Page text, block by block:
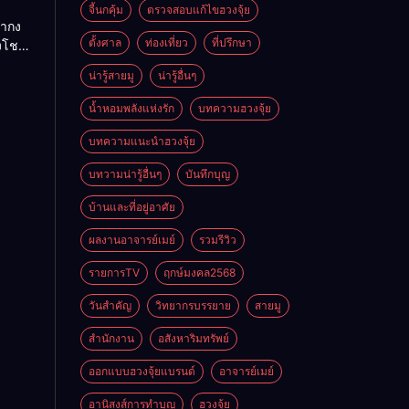
กง
โชค
จี้นกคุ้ม ตรวจสอบแก้ไขฮวงจุ้ย
ตั้งศาล ท่องเที่ยว ที่ปรึกษา
น่ารู้สายมู น่ารู้อื่นๆ
น้ำหอมพลังแห่งรัก บทความฮวงจุ้ย
บทความแนะนำฮวงจุ้ย
บทวามน่ารู้อื่นๆ บันทึกบุญ
บ้านและที่อยู่อาศัย
ผลงานอาจารย์เมย์ รวมรีวิว
รายการTV ฤกษ์มงคล2568
วันสำคัญ วิทยากรบรรยาย สายมู
สำนักงาน อสังหาริมทรัพย์
ออกแบบฮวงจุ้ยแบรนด์ อาจารย์เมย์
อานิสงส์การทำบุญ ฮวงจุ้ย